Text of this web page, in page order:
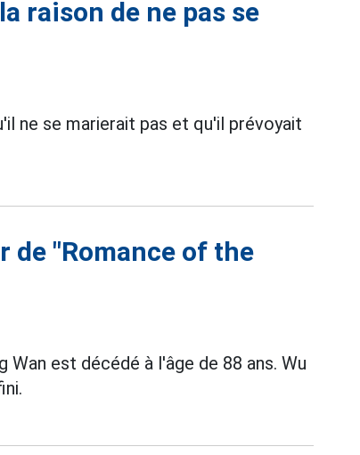
raison de ne pas se
ne se marierait pas et qu'il prévoyait
de "Romance of the
Wan est décédé à l'âge de 88 ans. Wu